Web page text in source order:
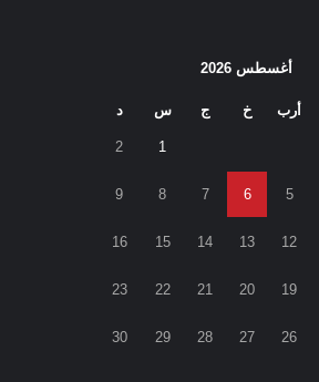
أغسطس 2026
أرب خ ج س د
1
2
5
6
7
8
9
12
13
14
15
16
19
20
21
22
23
26
27
28
29
30